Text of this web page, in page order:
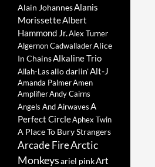
Alain JohannesAlanis
MorissetteAlbert
Hammond Jr.Alex Turner
Algernon CadwalladerAlice
In ChainsAlkaline Trio
Allah-Lasallo darlin'Alt-J
Amanda PalmerAmen
AmplifierAndy Cairns
Angels And AirwavesA
Perfect CircleAphex Twin
A Place To Bury Strangers
Arcade FireArctic
Monkeysariel pinkArt